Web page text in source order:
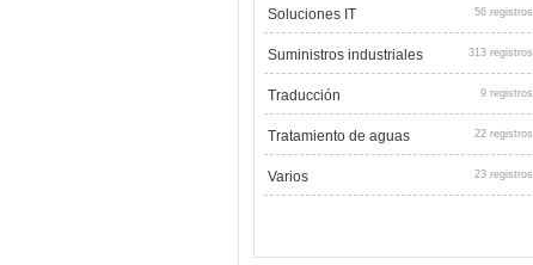
Soluciones IT 56 registros
Suministros industriales 313 registros
Traducción 9 registros
Tratamiento de aguas 22 registros
Varios 23 registros